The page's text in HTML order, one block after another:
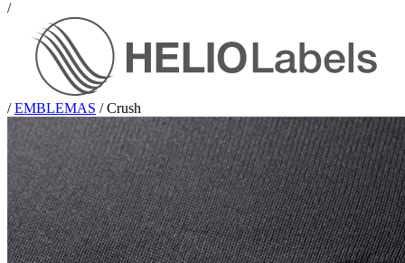
/
/ EMBLEMAS / Crush